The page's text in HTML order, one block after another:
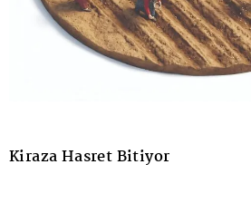
Kiraza Hasret Bitiyor